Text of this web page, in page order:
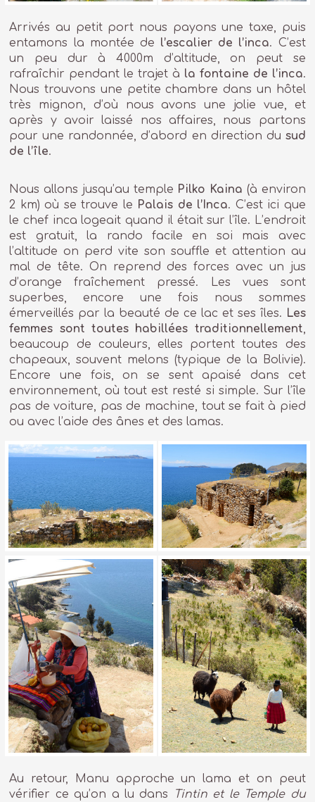
Arrivés au petit port nous payons une taxe, puis
entamons la montée de l’escalier de l’inca. C’est
un peu dur à 4000m d’altitude, on peut se
rafraîchir pendant le trajet à la fontaine de l’inca.
Nous trouvons une petite chambre dans un hôtel
très mignon, d’où nous avons une jolie vue, et
après y avoir laissé nos affaires, nous partons
pour une randonnée, d’abord en direction du sud
de l’île.
Nous allons jusqu’au temple Pilko Kaina (à environ
2 km) où se trouve le Palais de l’Inca. C’est ici que
le chef inca logeait quand il était sur l’île. L’endroit
est gratuit, la rando facile en soi mais avec
l’altitude on perd vite son souffle et attention au
mal de tête. On reprend des forces avec un jus
d’orange fraîchement pressé. Les vues sont
superbes, encore une fois nous sommes
émerveillés par la beauté de ce lac et ses îles. Les
femmes sont toutes habillées traditionnellement,
beaucoup de couleurs, elles portent toutes des
chapeaux, souvent melons (typique de la Bolivie).
Encore une fois, on se sent apaisé dans cet
environnement, où tout est resté si simple. Sur l’île
pas de voiture, pas de machine, tout se fait à pied
ou avec l’aide des ânes et des lamas.
Au retour, Manu approche un lama et on peut
vérifier ce qu’on a lu dans
Tintin et le Temple du